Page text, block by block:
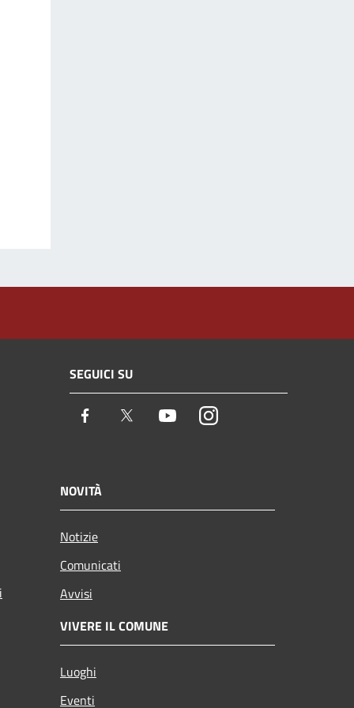
SEGUICI SU
Facebook Twitter YoutubeInstagram
NOVITÀ
Notizie
Comunicati
Avvisi
VIVERE IL COMUNE
Luoghi
Eventi